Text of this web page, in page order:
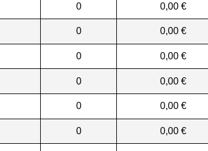
0 0,00 €
0 0,00 €
0 0,00 €
0 0,00 €
0 0,00 €
0 0,00 €